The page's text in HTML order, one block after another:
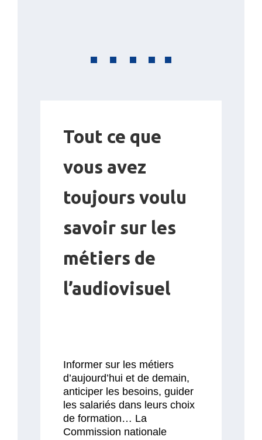
Tout ce que
vous avez
toujours voulu
savoir sur les
métiers de
l’audiovisuel
Informer sur les métiers
d’aujourd’hui et de demain,
anticiper les besoins, guider
les salariés dans leurs choix
de formation… La
Commission nationale